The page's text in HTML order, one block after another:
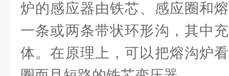
炉的感应器由铁芯、感应圈和
一条或两条带状环形沟，其中
体。在原理上，可以把熔沟炉